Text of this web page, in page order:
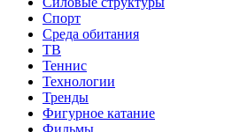
Спорт
Среда обитания
ТВ
Теннис
Технологии
Тренды
Фигурное катание
Фильмы